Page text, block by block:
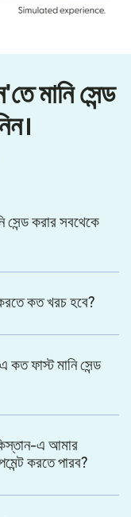
মানি সেন্ড
সেন্ড করার সবথেকে
করতে কত খরচ হবে?
ফাস্ট মানি সেন্ড
এ আমার
করতে পারব?